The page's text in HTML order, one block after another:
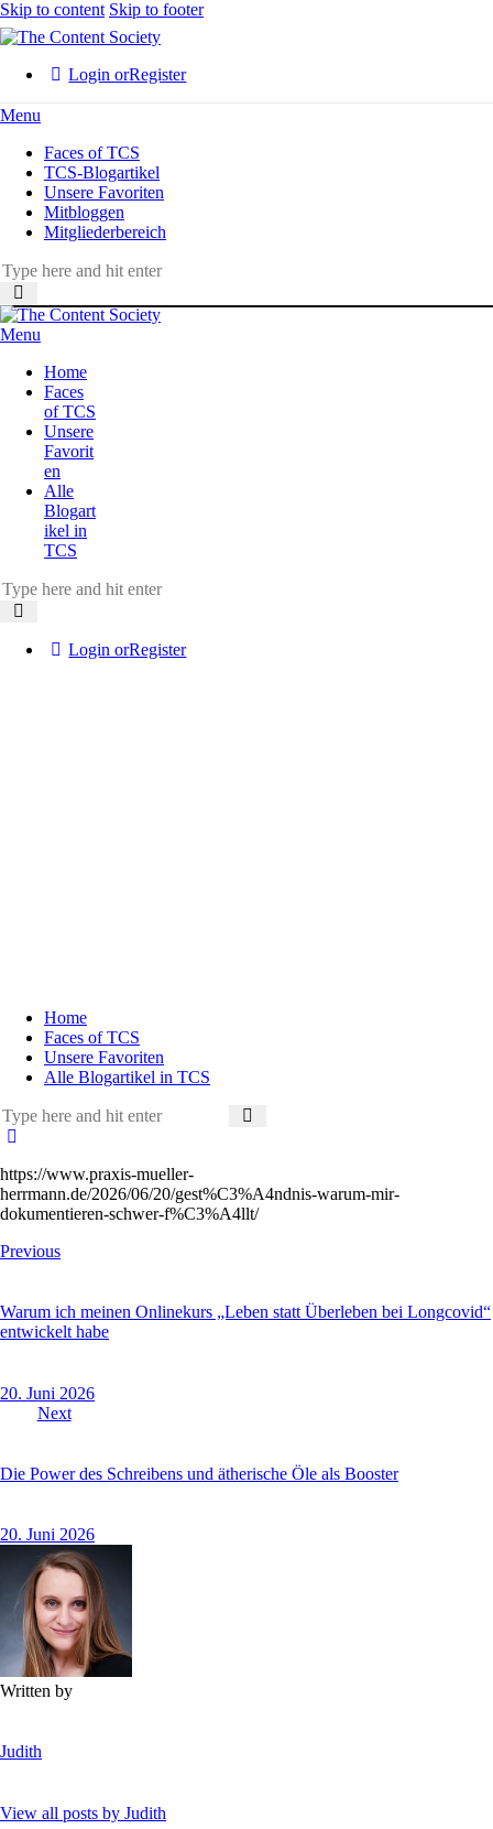
Skip to content Skip to footer
Login orRegister
Menu
Faces of TCS
TCS-Blogartikel
Unsere Favoriten
Mitbloggen
Mitgliederbereich
Menu
Home
Faces
of TCS
Unsere
Favorit
en
Alle
Blogart
ikel in
TCS
Login orRegister
Home
Faces of TCS
Unsere Favoriten
Alle Blogartikel in TCS
https://www.praxis-mueller-
herrmann.de/2026/06/20/gest%C3%A4ndnis-warum-mir-
dokumentieren-schwer-f%C3%A4llt/
Beitragsnavigation
Previous
Warum ich meinen Onlinekurs „Leben statt Überleben bei Longcovid“
entwickelt habe
20. Juni 2026
Next
Die Power des Schreibens und ätherische Öle als Booster
20. Juni 2026
Written by
Judith
View all posts by Judith